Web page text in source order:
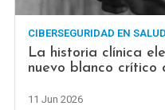
CIBERSEGURIDAD EN SALUD
La historia clínica
nuevo blanco crítico
11 Jun 2026